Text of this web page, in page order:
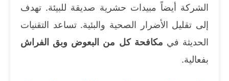
الشركة أيضاً مبيدات حشرية صديقة للبيئة. تهدف
إلى تقليل الأضرار الصحية والبئية. تساعد التقنيات
الحديثة في مكافحة كل من البعوض وبق الفراش
بفعالية.